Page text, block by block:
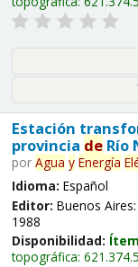
Estación
provincia deRío
por Agua y Energía
Idioma: Español
Editor: Buenos Aires:
1988
Disponibilidad:
topográfica: